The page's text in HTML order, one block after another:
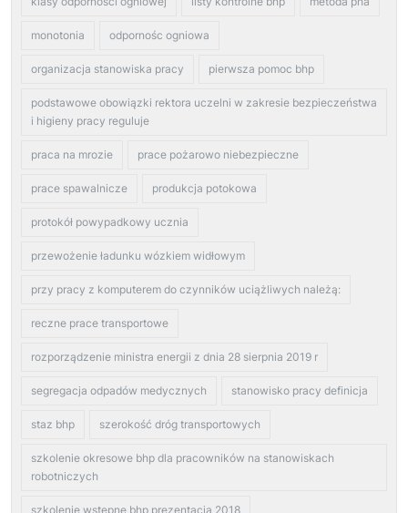
monotonia odpornośc ogniowa
organizacja stanowiska pracy pierwsza pomoc bhp
podstawowe obowiązki rektora uczelni w zakresie bezpieczeństwa
i higieny pracy reguluje
praca na mrozie prace pożarowo niebezpieczne
prace spawalnicze produkcja potokowa
protokół powypadkowy ucznia
przewożenie ładunku wózkiem widłowym
przy pracy z komputerem do czynników uciążliwych należą:
reczne prace transportowe
rozporządzenie ministra energii z dnia 28 sierpnia 2019 r
segregacja odpadów medycznych stanowisko pracy definicja
staz bhp szerokość dróg transportowych
szkolenie okresowe bhp dla pracowników na stanowiskach
robotniczych
szkolenie wstępne bhp prezentacja 2018